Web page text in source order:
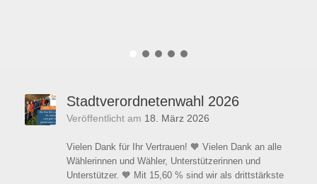
Stadtverordnetenwahl 2026
Veröffentlicht am 18. März 2026
Vielen Dank für Ihr Vertrauen! 🧡 Vielen Dank an alle
Wählerinnen und Wähler, Unterstützerinnen und
Unterstützer. 🧡 Mit 15,60 % sind wir als drittstärkste